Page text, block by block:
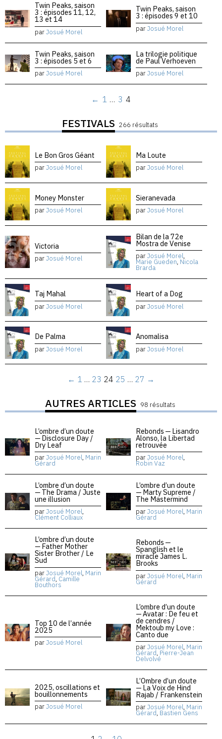
Twin Peaks, saison
3 : épisodes 11, 12,
13 et 14
parJosué Morel
Twin Peaks, saison
3 : épisodes 9 et 10
parJosué Morel
Twin Peaks, saison
3 : épisodes 5 et 6
parJosué Morel
La trilogie politique
de Paul Verhoeven
parJosué Morel
← 1 … 3 4
FESTIVALS 266 résultats
Le Bon Gros Géant
parJosué Morel
Ma Loute
parJosué Morel
Money Monster
parJosué Morel
Sieranevada
parJosué Morel
Victoria
parJosué Morel
Bilan de la 72e
Mostra de Venise
parJosué Morel,
Marie Gueden, Nicola
Brarda
Taj Mahal
parJosué Morel
Heart of a Dog
parJosué Morel
De Palma
parJosué Morel
Anomalisa
parJosué Morel
← 1 … 23 24 25 … 27 →
AUTRES ARTICLES 98 résultats
L’ombre d’un doute
— Disclosure Day /
Dry Leaf
parJosué Morel, Marin
Gérard
Rebonds — Lisandro
Alonso, la Libertad
retrouvée
parJosué Morel,
Robin Vaz
L’ombre d’un doute
— The Drama / Juste
une illusion
parJosué Morel,
Clément Colliaux
L’ombre d’un doute
— Marty Supreme /
The Mastermind
parJosué Morel, Marin
Gérard
L’ombre d’un doute
— Father Mother
Sister Brother / Le
Sud
parJosué Morel, Marin
Gérard, Camille
Bouthors
Rebonds —
Spanglish et le
miracle James L.
Brooks
parJosué Morel, Marin
Gérard
Top 10 de l’année
2025
parJosué Morel
L’ombre d’un doute
— Avatar : De feu et
de cendres /
Mektoub my Love :
Canto due
parJosué Morel, Marin
Gérard, Pierre-Jean
Delvolvé
2025, oscillations et
bouillonnements
parJosué Morel
L’Ombre d’un doute
— La Voix de Hind
Rajab / Frankenstein
parJosué Morel, Marin
Gérard, Bastien Gens